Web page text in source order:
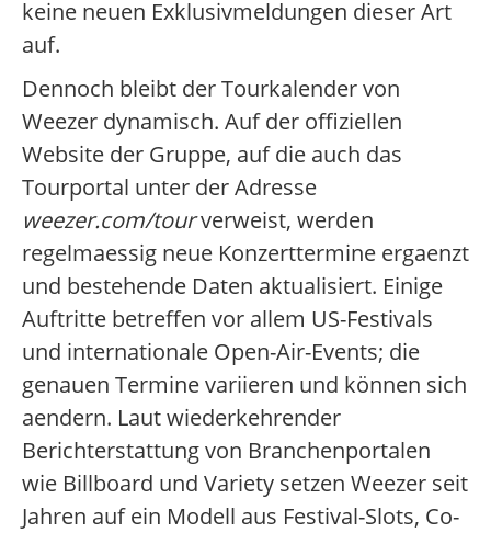
keine neuen Exklusivmeldungen dieser Art
auf.
Dennoch bleibt der Tourkalender von
Weezer dynamisch. Auf der offiziellen
Website der Gruppe, auf die auch das
Tourportal unter der Adresse
weezer.com/tourverweist, werden
regelmaessig neue Konzerttermine ergaenzt
und bestehende Daten aktualisiert. Einige
Auftritte betreffen vor allem US-Festivals
und internationale Open-Air-Events; die
genauen Termine variieren und können sich
aendern. Laut wiederkehrender
Berichterstattung von Branchenportalen
wie Billboard und Variety setzen Weezer seit
Jahren auf ein Modell aus Festival-Slots, Co-